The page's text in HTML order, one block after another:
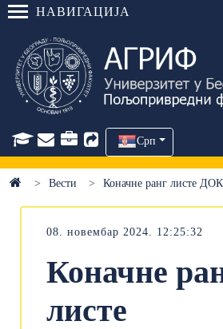
НАВИГАЦИЈА
Срп
Вести Коначне ранг листе
08. новембар 2024. 12:25:32
Коначне
листе